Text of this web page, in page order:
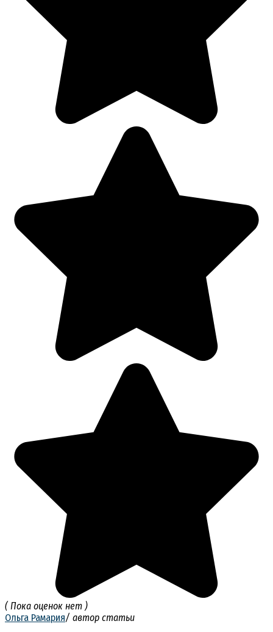
( Пока оценок нет )
Ольга Рамария/ автор статьи